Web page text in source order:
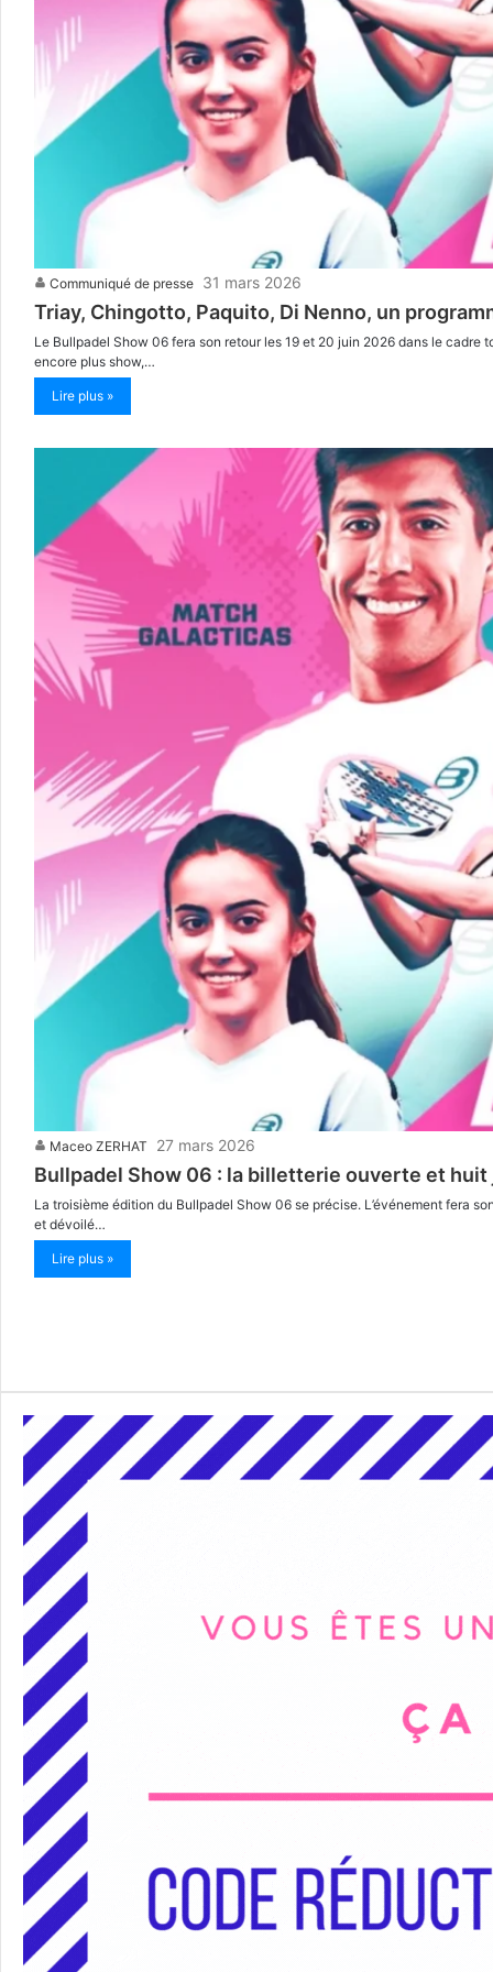
Communiqué de presse 31 mars 2026
Triay, Chingotto, Paquito, Di Nenno, un
Le Bullpadel Show 06 fera son retour les 19 et 20 juin 2026 dans le cadre
encore plus show,…
Lire plus »
Maceo ZERHAT 27 mars 2026
Bullpadel Show 06 : la billetterie ouverte et huit
La troisième édition du Bullpadel Show 06 se précise. L’événement fera
et dévoilé…
Lire plus »